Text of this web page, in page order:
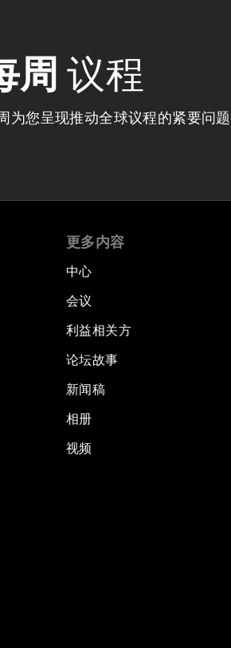
周 议程
为您呈现推动全球议程的紧要问题
更多内容
中心
会议
利益相关方
论坛故事
新闻稿
相册
视频